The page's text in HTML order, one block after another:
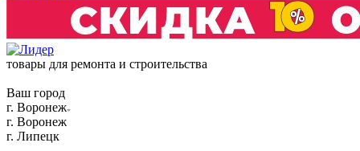
товары для ремонта и строительства
Ваш город
г. Воронеж
г. Воронеж
г. Липецк